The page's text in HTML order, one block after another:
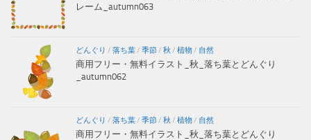
レーム_autumn063
どんぐり / 落ち葉/ 季節/ 秋 / 植物/ 自然
商用フリー・無料イラスト_秋_落ち葉とどんぐり
_autumn062
どんぐり / 落ち葉/ 季節/ 秋 / 植物/ 自然
商用フリー・無料イラスト_秋_落ち葉とどんぐり